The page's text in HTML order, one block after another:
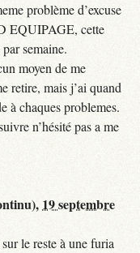
problème d’excuse
EQUIPAGE, cette
semaine.
moyen de me
retire, mais j’ai quand
à chaques problemes.
n’hésité pas a me
19 septembre
le reste à une furia